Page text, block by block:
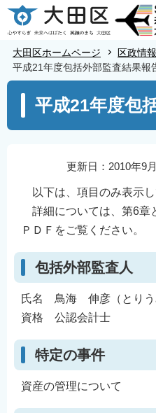
こ
の
ジ
大田区ホームページ 区政情報
平成21年度包括外部監査結果報
こ
平成21年度包
更新日：2010年9
以下は、項目のみ表示し
詳細については、第6章
ＰＤＦをご覧ください。
包括外部監査人
氏名 鳥海 伸彦（とりう
資格 公認会計士
特定の事件
資産の管理について